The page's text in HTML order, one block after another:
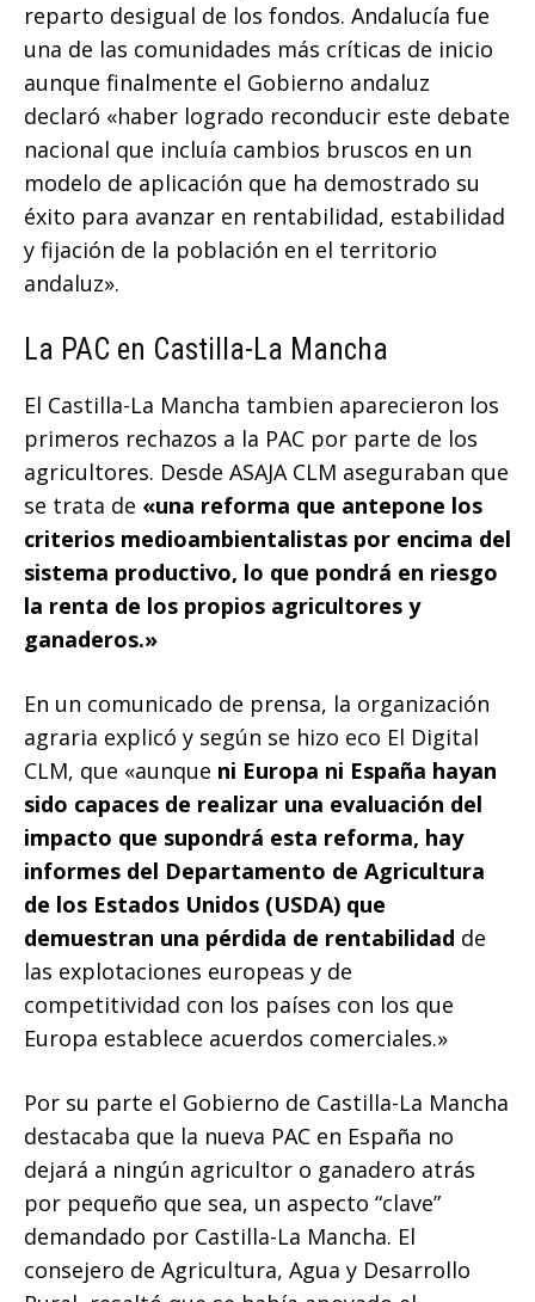
reparto desigual de los fondos. Andalucía fue
una de las comunidades más críticas de inicio
aunque finalmente el Gobierno andaluz
declaró «haber logrado reconducir este debate
nacional que incluía cambios bruscos en un
modelo de aplicación que ha demostrado su
éxito para avanzar en rentabilidad, estabilidad
y fijación de la población en el territorio
andaluz».
La PAC en Castilla-La Mancha
El Castilla-La Mancha tambien aparecieron los
primeros rechazos a la PAC por parte de los
agricultores. Desde ASAJA CLM aseguraban que
se trata de «una reforma que antepone los
criterios medioambientalistas por encima del
sistema productivo, lo que pondrá en riesgo
la renta de los propios agricultores y
ganaderos.»
En un comunicado de prensa, la organización
agraria explicó y según se hizo eco El Digital
CLM, que «aunque ni Europa ni España hayan
sido capaces de realizar una evaluación del
impacto que supondrá esta reforma, hay
informes del Departamento de Agricultura
de los Estados Unidos (USDA) que
demuestran una pérdida de rentabilidad de
las explotaciones europeas y de
competitividad con los países con los que
Europa establece acuerdos comerciales.»
Por su parte el Gobierno de Castilla-La Mancha
destacaba que la nueva PAC en España no
dejará a ningún agricultor o ganadero atrás
por pequeño que sea, un aspecto “clave”
demandado por Castilla-La Mancha. El
consejero de Agricultura, Agua y Desarrollo